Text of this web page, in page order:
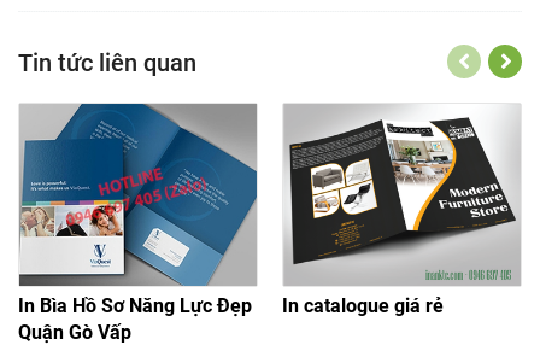
Tin tức liên quan
In Bìa Hồ Sơ Năng Lực Đẹp
Quận Gò Vấp
In catalogue giá rẻ